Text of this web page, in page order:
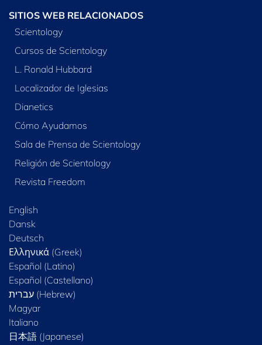
SITIOS WEB RELACIONADOS
Scientology
Cursos de Scientology
L. Ronald Hubbard
Localizador de Iglesias
Dianetics
Cómo Ayudamos
Sala de Prensa de Scientology
Religión de Scientology
Revista Freedom
English
Dansk
Deutsch
Ελληνικά (Greek)
Español (Latino)
Español (Castellano)
Magyar
Italiano
日本語 (Japanese)